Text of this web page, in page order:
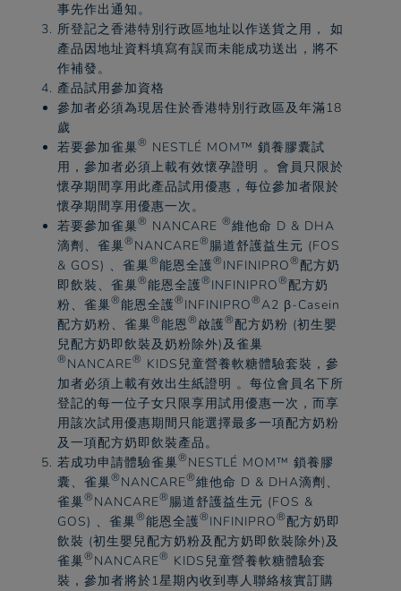
事先作出通知。​
所登記之香港特別行政區地址以作送貨之用， 如
產品因地址資料填寫有誤而未能成功送出，將不
作補發。​
產品試用參加資格​
參加者必須為現居住於香港特別行政區及年滿18
歲​
若要參加雀巢® NESTLÉ MOM™ 鎖養膠囊試
用，參加者必須上載有效懷孕證明 。會員只限於
懷孕期間享用此產品試用優惠，每位參加者限於
懷孕期間享用優惠一次。​
若要參加雀巢® NANCARE ®維他命 D & DHA
滴劑、 雀巢®NANCARE®腸道舒護益生元 (FOS
& GOS) 、 雀巢®能恩全護®INFINIPRO®配方奶
即飲裝、 雀巢®能恩全護®INFINIPRO®配方奶
粉、 雀巢®能恩全護®INFINIPRO®A2 β-Casein
配方奶粉、 雀巢®能恩®啟護®配方奶粉 (初生嬰
兒配方奶即飲裝及奶粉除外)及雀巢
®NANCARE® KIDS兒童營養軟糖體驗套裝，參
加者必須上載有效出生紙證明 。每位會員名下所
登記的每一位子女只限享用試用優惠一次，而享
用該次試用優惠期間只能選擇最多一項配方奶粉
及一項配方奶即飲裝產品。​
若成功申請體驗雀巢®NESTLÉ MOM™ 鎖養膠
囊、 雀巢®NANCARE®維他命 D & DHA滴劑、
雀巢®NANCARE®腸道舒護益生元 (FOS &
GOS) 、 雀巢®能恩全護®INFINIPRO®配方奶即
飲裝 (初生嬰兒配方奶粉及配方奶即飲裝除外)及
雀巢®NANCARE® KIDS兒童營養軟糖體驗套
裝，參加者將於1星期內收到專人聯絡核實訂購